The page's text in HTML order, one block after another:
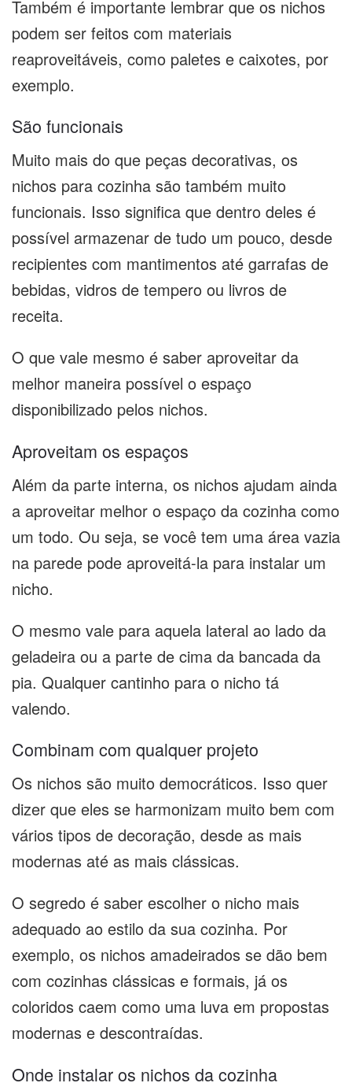
Também é importante lembrar que os nichos
podem ser feitos com materiais
reaproveitáveis, como paletes e caixotes, por
exemplo.
São funcionais
Muito mais do que peças decorativas, os
nichos para cozinha são também muito
funcionais. Isso significa que dentro deles é
possível armazenar de tudo um pouco, desde
recipientes com mantimentos até garrafas de
bebidas, vidros de tempero ou livros de
receita.
O que vale mesmo é saber aproveitar da
melhor maneira possível o espaço
disponibilizado pelos nichos.
Aproveitam os espaços
Além da parte interna, os nichos ajudam ainda
a aproveitar melhor o espaço da cozinha como
um todo. Ou seja, se você tem uma área vazia
na parede pode aproveitá-la para instalar um
nicho.
O mesmo vale para aquela lateral ao lado da
geladeira ou a parte de cima da bancada da
pia. Qualquer cantinho para o nicho tá
valendo.
Combinam com qualquer projeto
Os nichos são muito democráticos. Isso quer
dizer que eles se harmonizam muito bem com
vários tipos de decoração, desde as mais
modernas até as mais clássicas.
O segredo é saber escolher o nicho mais
adequado ao estilo da sua cozinha. Por
exemplo, os nichos amadeirados se dão bem
com cozinhas clássicas e formais, já os
coloridos caem como uma luva em propostas
modernas e descontraídas.
Onde instalar os nichos da cozinha